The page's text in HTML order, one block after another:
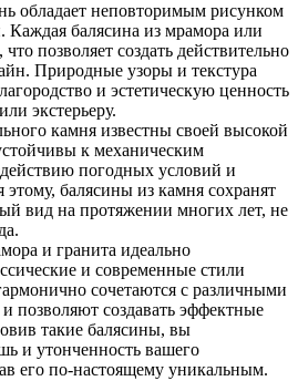
обладает неповторимым рисунком
Каждая балясина из мрамора или
позволяет создать действительно
Природные узоры и текстура
и эстетическую ценность
экстерьеру.
камня известны своей высокой
к механическим
погодных условий и
этому, балясины из камня сохранят
вид на протяжении многих лет, не
и гранита идеально
и современные стили
сочетаются с различными
позволяют создавать эффектные
такие балясины, вы
и утонченность вашего
его по-настоящему уникальным.